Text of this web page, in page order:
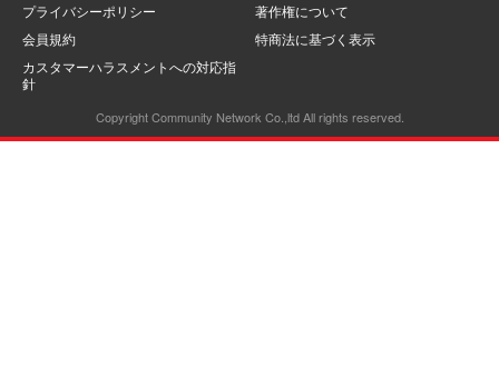
プライバシーポリシー
著作権について
会員規約
特商法に基づく表示
カスタマーハラスメントへの対応指
針
Copyright Community Network Co.,ltd All rights reserved.